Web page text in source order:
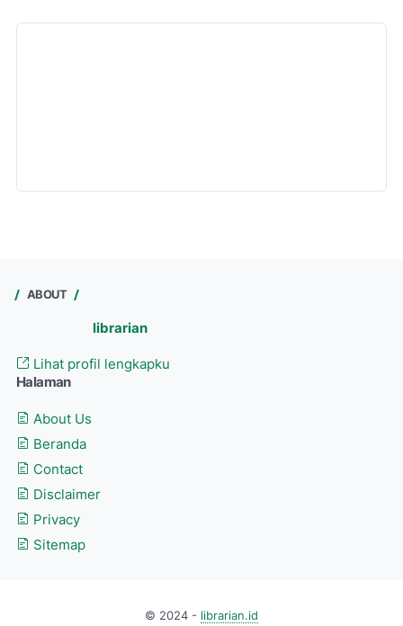
ABOUT
librarian
Lihat profil lengkapku
Halaman
About Us
Beranda
Contact
Disclaimer
Privacy
Sitemap
© 2024 - librarian.id